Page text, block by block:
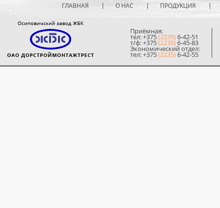
ГЛАВНАЯ О НАС ПРОДУКЦИЯ
Приёмная:
тел: +375(2235)6-42-51
т/ф: +375(2235)6-45-83
Экономический отдел:
тел: +375(2235)6-42-55